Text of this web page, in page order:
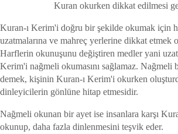
Kuran okurken dikkat edilmesi
Kuran-ı Kerim'i doğru bir şekilde okumak için
uzatmalarına ve mahreç yerlerine dikkat etmek
Harflerin okunuşunu değiştiren medler yani
Kerim'i nağmeli okumasını sağlamaz. Nağmeli
demek, kişinin Kuran-ı Kerim'i okurken
dinleyicilerin gönlüne hitap etmesidir.
Nağmeli okunan bir ayet ise insanlara karşı
okunup, daha fazla dinlenmesini teşvik eder.